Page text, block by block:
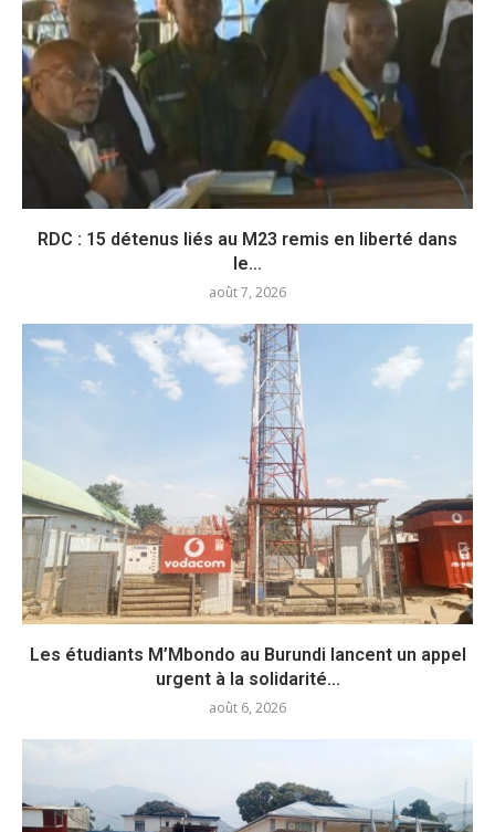
RDC : 15 détenus liés au M23 remis en liberté dans
le...
août 7, 2026
Les étudiants M’Mbondo au Burundi lancent un appel
urgent à la solidarité...
août 6, 2026